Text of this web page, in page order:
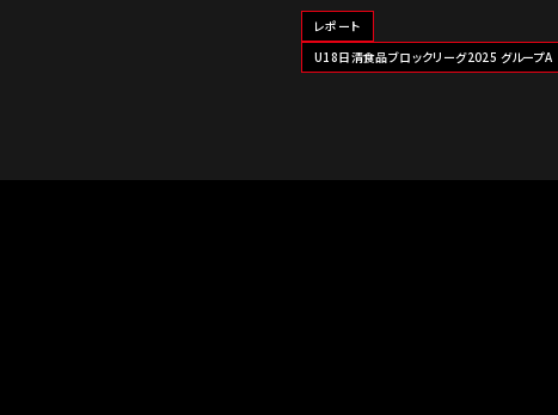
レポート
U18日清食品ブロックリーグ2025 グループA